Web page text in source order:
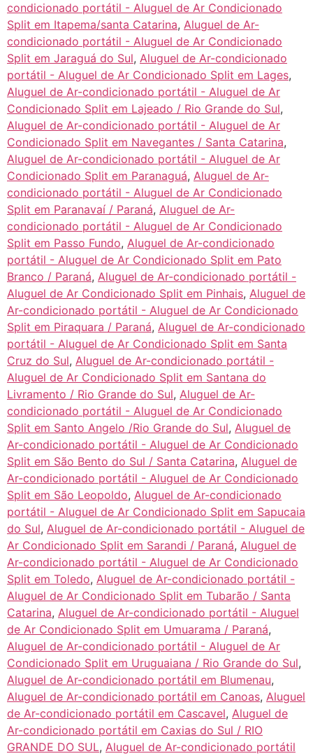
condicionado portátil - Aluguel de Ar Condicionado
Split em Itapema/santa Catarina, Aluguel de Ar-
condicionado portátil - Aluguel de Ar Condicionado
Split em Jaraguá do Sul, Aluguel de Ar-condicionado
portátil - Aluguel de Ar Condicionado Split em Lages,
Aluguel de Ar-condicionado portátil - Aluguel de Ar
Condicionado Split em Lajeado / Rio Grande do Sul,
Aluguel de Ar-condicionado portátil - Aluguel de Ar
Condicionado Split em Navegantes / Santa Catarina,
Aluguel de Ar-condicionado portátil - Aluguel de Ar
Condicionado Split em Paranaguá, Aluguel de Ar-
condicionado portátil - Aluguel de Ar Condicionado
Split em Paranavaí / Paraná, Aluguel de Ar-
condicionado portátil - Aluguel de Ar Condicionado
Split em Passo Fundo, Aluguel de Ar-condicionado
portátil - Aluguel de Ar Condicionado Split em Pato
Branco / Paraná, Aluguel de Ar-condicionado portátil -
Aluguel de Ar Condicionado Split em Pinhais, Aluguel de
Ar-condicionado portátil - Aluguel de Ar Condicionado
Split em Piraquara / Paraná, Aluguel de Ar-condicionado
portátil - Aluguel de Ar Condicionado Split em Santa
Cruz do Sul, Aluguel de Ar-condicionado portátil -
Aluguel de Ar Condicionado Split em Santana do
Livramento / Rio Grande do Sul, Aluguel de Ar-
condicionado portátil - Aluguel de Ar Condicionado
Split em Santo Angelo /Rio Grande do Sul, Aluguel de
Ar-condicionado portátil - Aluguel de Ar Condicionado
Split em São Bento do Sul / Santa Catarina, Aluguel de
Ar-condicionado portátil - Aluguel de Ar Condicionado
Split em São Leopoldo, Aluguel de Ar-condicionado
portátil - Aluguel de Ar Condicionado Split em Sapucaia
do Sul, Aluguel de Ar-condicionado portátil - Aluguel de
Ar Condicionado Split em Sarandi / Paraná, Aluguel de
Ar-condicionado portátil - Aluguel de Ar Condicionado
Split em Toledo, Aluguel de Ar-condicionado portátil -
Aluguel de Ar Condicionado Split em Tubarão / Santa
Catarina, Aluguel de Ar-condicionado portátil - Aluguel
de Ar Condicionado Split em Umuarama / Paraná,
Aluguel de Ar-condicionado portátil - Aluguel de Ar
Condicionado Split em Uruguaiana / Rio Grande do Sul,
Aluguel de Ar-condicionado portátil em Blumenau,
Aluguel de Ar-condicionado portátil em Canoas, Aluguel
de Ar-condicionado portátil em Cascavel, Aluguel de
Ar-condicionado portátil em Caxias do Sul / RIO
GRANDE DO SUL, Aluguel de Ar-condicionado portátil